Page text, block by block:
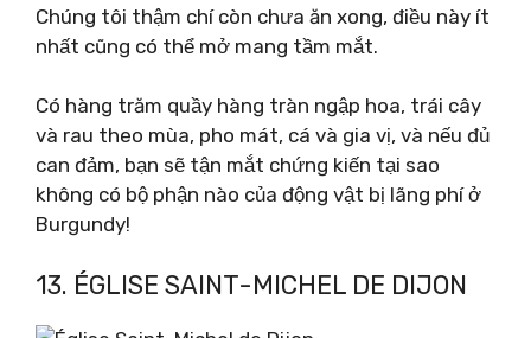
Chúng tôi thậm chí còn chưa ăn xong, điều này ít
nhất cũng có thể mở mang tầm mắt.
Có hàng trăm quầy hàng tràn ngập hoa, trái cây
và rau theo mùa, pho mát, cá và gia vị, và nếu đủ
can đảm, bạn sẽ tận mắt chứng kiến ​​tại sao
không có bộ phận nào của động vật bị lãng phí ở
Burgundy!
13. ÉGLISE SAINT-MICHEL DE DIJON